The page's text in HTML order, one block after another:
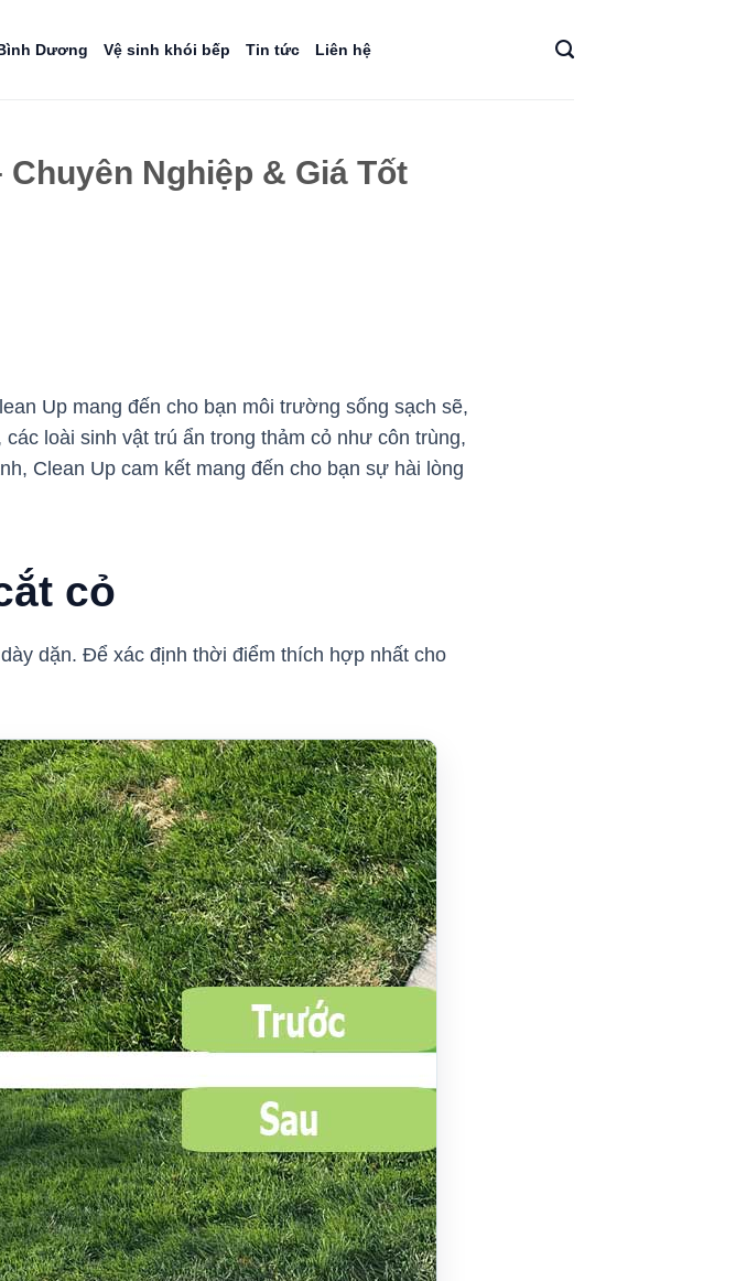
Dương Vệ sinh khói bếp Tin tức Liên hệ
Nghiệp & Giá Tốt
Up mang đến cho bạn môi trường sống sạch sẽ,
loài sinh vật trú ẩn trong thảm cỏ như côn trùng,
Clean Up cam kết mang đến cho bạn sự hài lòng
cỏ
dặn. Để xác định thời điểm thích hợp nhất cho